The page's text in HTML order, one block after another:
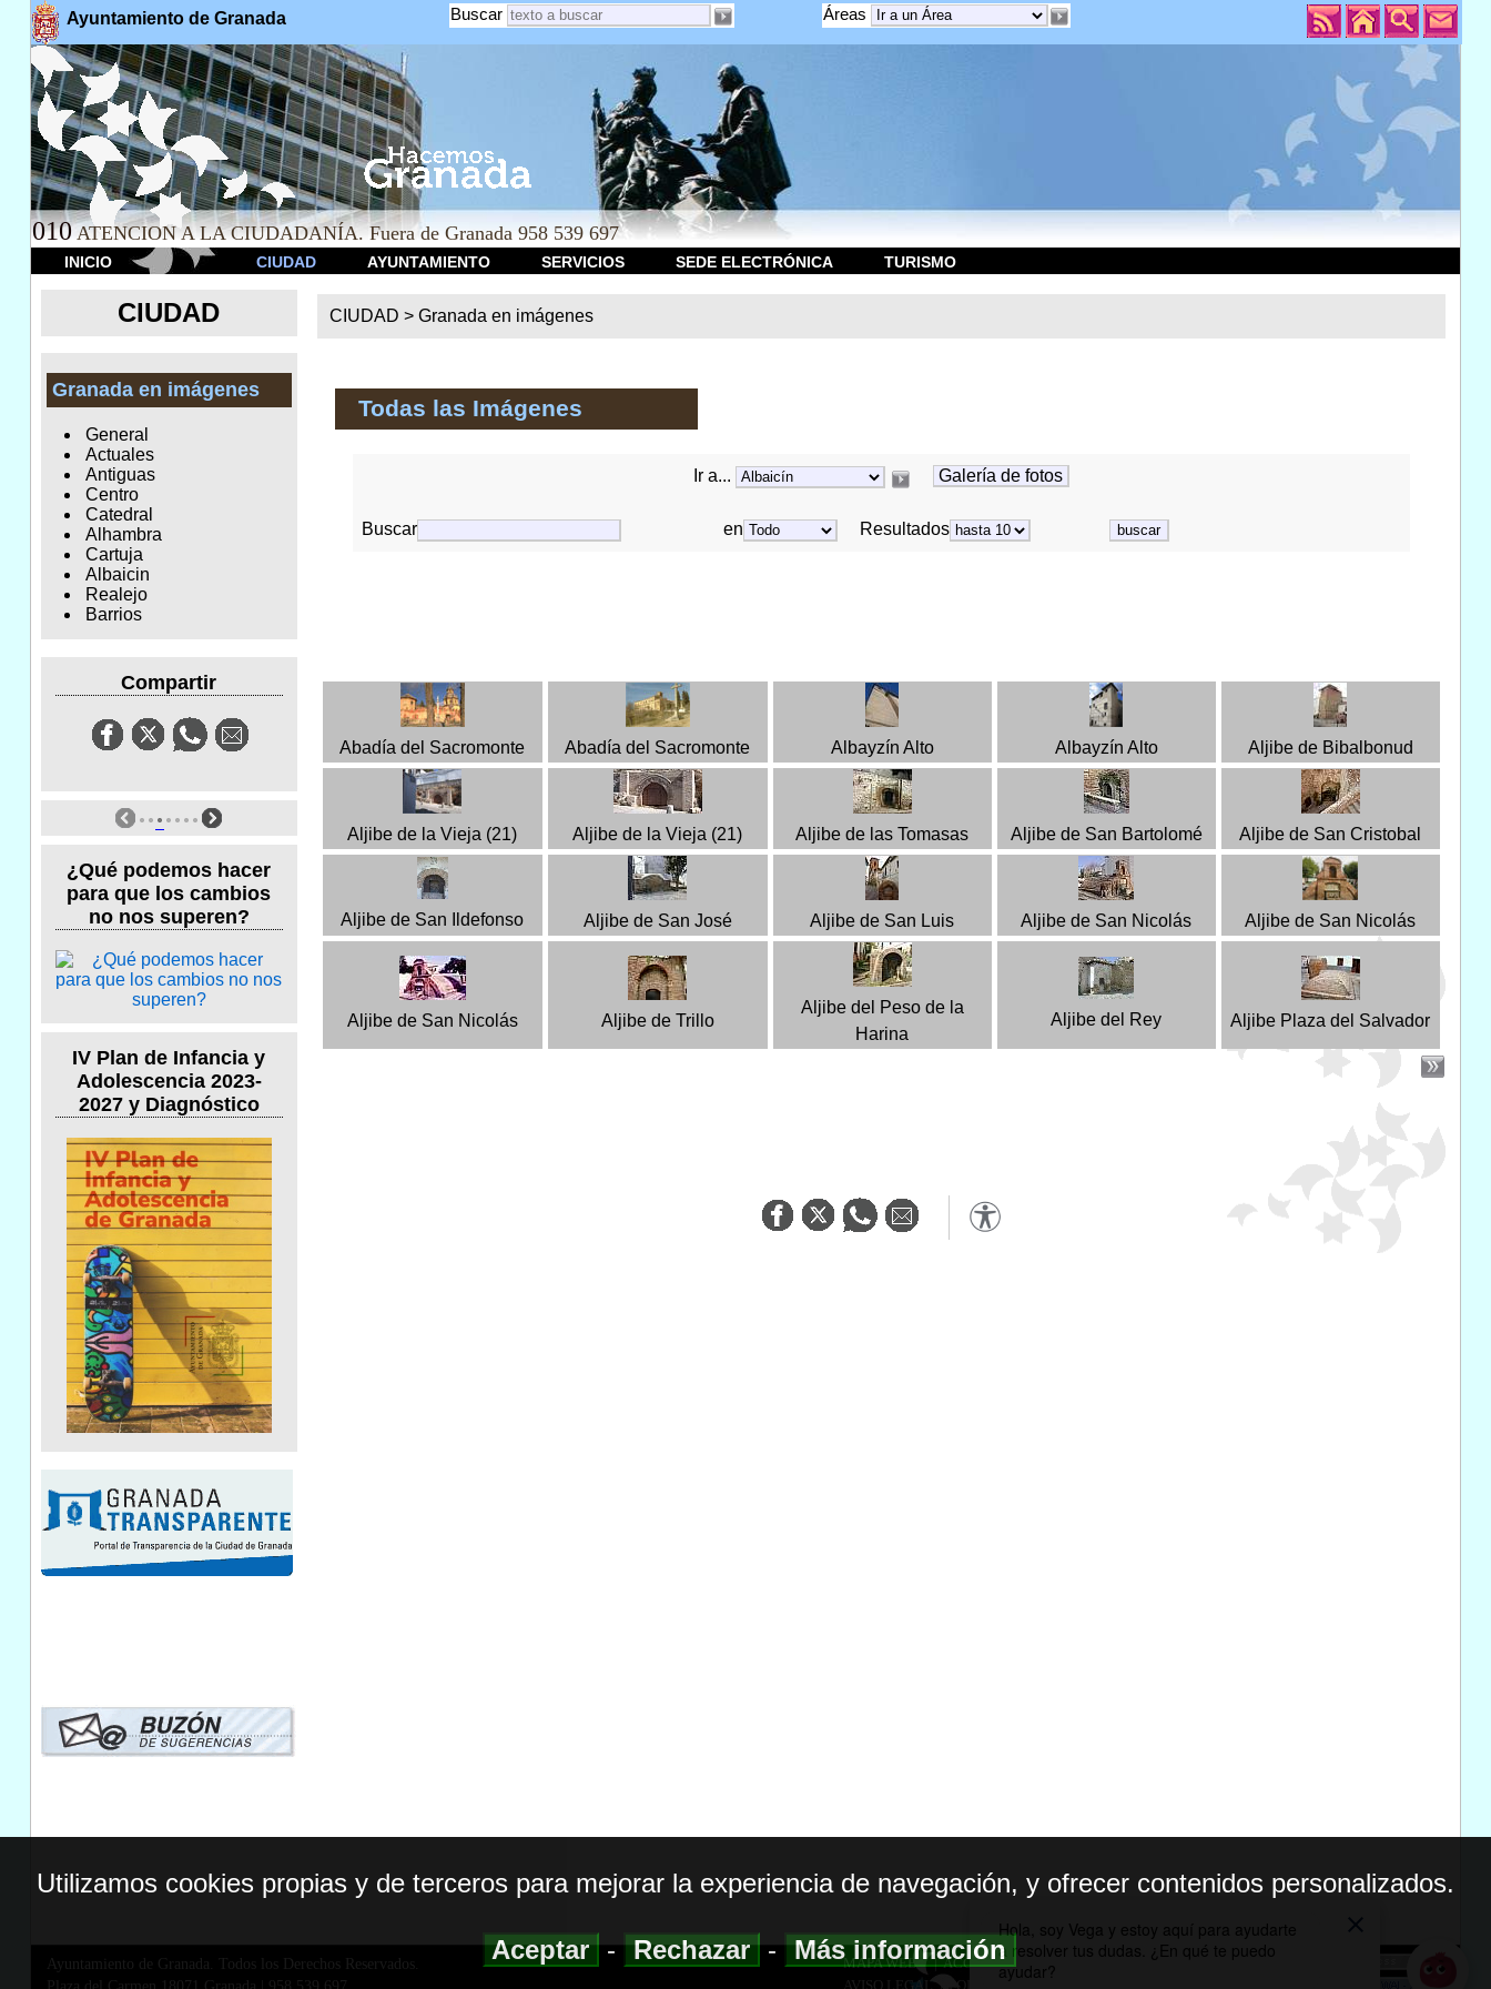
Ayuntamiento de Granada Áreas
Buscar
010 ATENCION A LA CIUDADANÍA. Fuera de Granada 958 539 697
INICIO CIUDAD AYUNTAMIENTO SERVICIOS SEDE ELECTRÓNICA TURISMO
CIUDAD
Granada en imágenes
General
Actuales
Antiguas
Centro
Catedral
Alhambra
Cartuja
Albaicin
Realejo
Barrios
Compartir
¿Qué podemos hacer
para que los cambios
no nos superen?
IV Plan de Infancia y
Adolescencia 2023-
2027 y Diagnóstico
CIUDAD >Granada en imágenes
Todas las Imágenes
Ir a... Galería de fotos
Buscar en Resultados
Abadía del Sacromonte Abadía del Sacromonte Albayzín Alto Albayzín Alto Aljibe de Bibalbonud
Aljibe de la Vieja (21) Aljibe de la Vieja (21) Aljibe de las Tomasas Aljibe de San Bartolomé Aljibe de San Cristobal
Aljibe de San Ildefonso Aljibe de San José Aljibe de San Luis Aljibe de San Nicolás Aljibe de San Nicolás
Aljibe de San Nicolás Aljibe de Trillo
Aljibe del Peso de la
Harina
Aljibe del Rey Aljibe Plaza del Salvador
Ayuntamiento de Granada. Todos los Derechos Reservados.
MAPA WEB|ACCESIBILIDAD
AVISO LEGAL| POLITICA DE PRIVACIDAD
Utilizamos cookies propias y de terceros para mejorar la experiencia de navegación, y ofrecer contenidos personalizados.
Aceptar-Rechazar-Más información